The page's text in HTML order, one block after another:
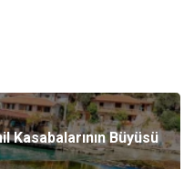
Kasabalarının Büyüsü